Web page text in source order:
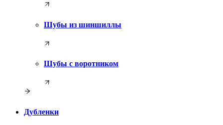
Шубы из шиншиллы
Шубы с воротником
Дубленки